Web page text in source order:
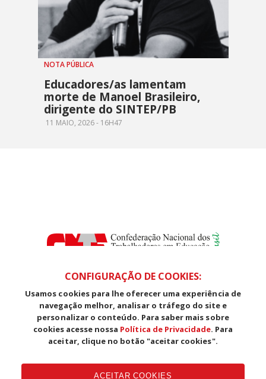
NOTA PÚBLICA
Educadores/as lamentam
morte de Manoel Brasileiro,
dirigente do SINTEP/PB
11 MAIO, 2026 - 16H47
SDS, Edifício Venâncio III, Salas 101/106
CEP: 70393-902 - Brasília - DF
Telefone (61) 3225-1003 - E-mail cnte@cnte.org.br
CONFIGURAÇÃO DE COOKIES:
Usamos cookies para lhe oferecer uma experiência de
navegação melhor, analisar o tráfego do site e
personalizar o conteúdo. Para saber mais sobre
cookies acesse nossa Política de Privacidade. Para
aceitar, clique no botão "aceitar cookies".
ACEITAR COOKIES